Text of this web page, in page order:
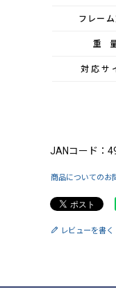
フレー
重
対応サ
JANコード：
商品についてのお
レビューを書く